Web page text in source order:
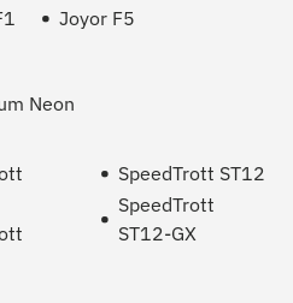
Joyor F5
Neon
SpeedTrott ST12
SpeedTrott
ST12-GX